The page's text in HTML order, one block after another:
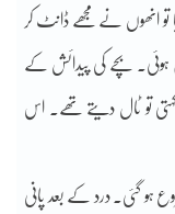
تو انھوں نے مجھے ڈانٹ کر
ہوئی۔ بچے کی پیدائش کے
تو ٹال دیتے تھے۔ اس
ہو گئی۔ درد کے بعد پانی